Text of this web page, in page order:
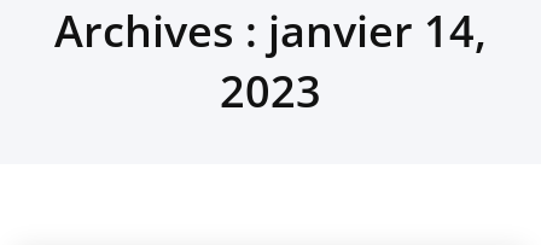
Archives : janvier 14,
2023